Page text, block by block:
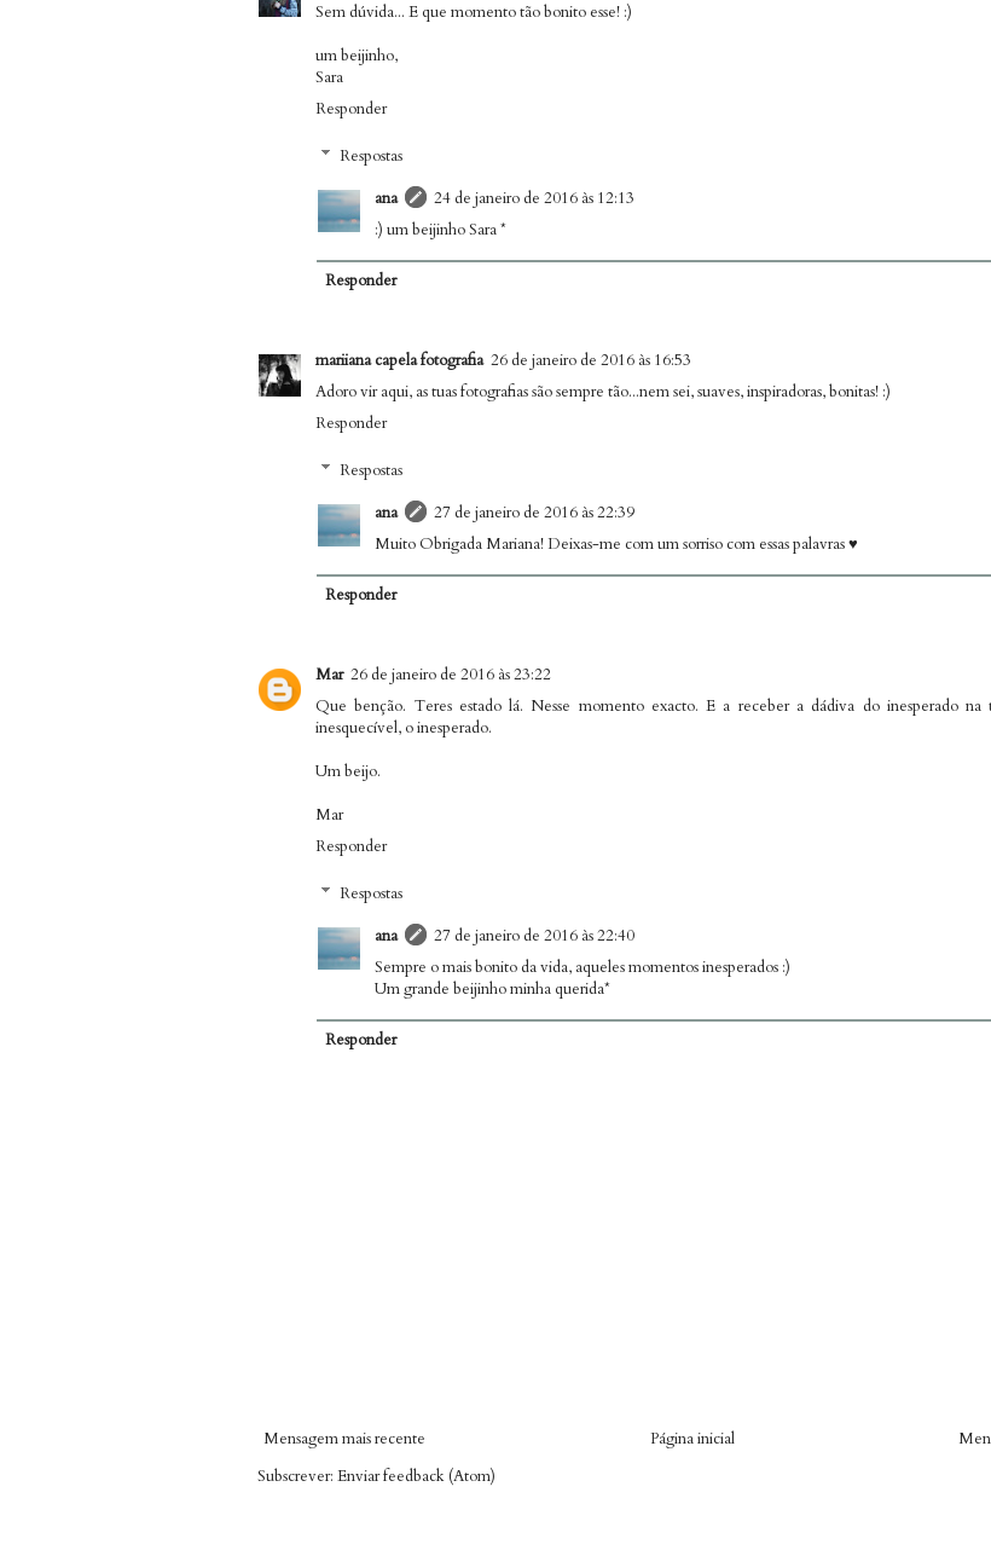
Sem dúvida... E que momento tão bonito esse! :)
um beijinho,
Sara
Responder
Respostas
ana
24 de janeiro de 2016 às 12:13
:) um beijinho Sara *
Responder
mariiana capela fotografia 26 de janeiro de 2016 às 16:53
Adoro vir aqui, as tuas fotografias são sempre tão...nem sei, suaves, inspiradoras, bonitas! :)
Responder
Respostas
ana
27 de janeiro de 2016 às 22:39
Muito Obrigada Mariana! Deixas-me com um sorriso com essas palavras ♥
Responder
Mar 26 de janeiro de 2016 às 23:22
Que benção. Teres estado lá. Nesse momento exacto. E a receber a dádiva do inesperado
inesquecível, o inesperado.
Um beijo.
Mar
Responder
Respostas
ana
27 de janeiro de 2016 às 22:40
Sempre o mais bonito da vida, aqueles momentos inesperados :)
Um grande beijinho minha querida*
Responder
Mensagem mais recente
Página inicial
Subscrever: Enviar feedback (Atom)